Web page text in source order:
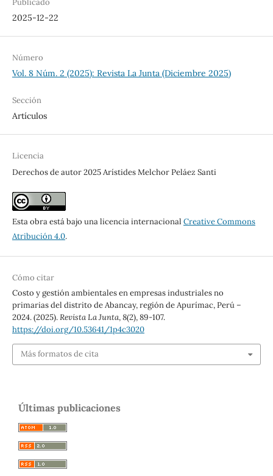
Publicado
2025-12-22
Número
Vol. 8 Núm. 2 (2025): Revista La Junta (Diciembre 2025)
Sección
Artículos
Licencia
Derechos de autor 2025 Arístides Melchor Peláez Santi
Esta obra está bajo una licencia internacional Creative Commons
Atribución 4.0.
Cómo citar
Costo y gestión ambientales en empresas industriales no
primarias del distrito de Abancay, región de Apurímac, Perú –
2024. (2025).Revista La Junta,8(2), 89-107.
https://doi.org/10.53641/1p4c3020
Más formatos de cita
Últimas publicaciones